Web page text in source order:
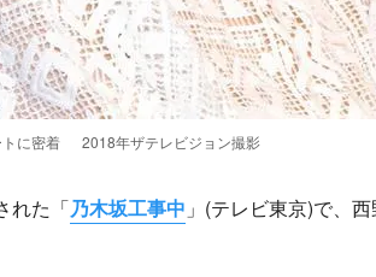
に密着 2018年ザテレビジョン撮影
れた「乃木坂工事中 」(テレビ東京)で、